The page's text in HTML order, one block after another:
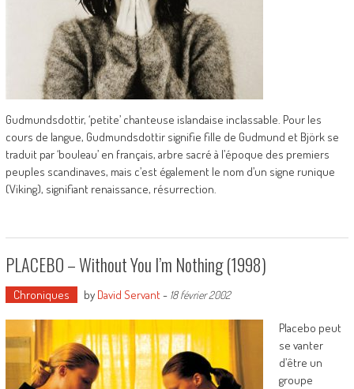
Gudmundsdottir, ‘petite’ chanteuse islandaise inclassable. Pour les
cours de langue, Gudmundsdottir signifie fille de Gudmund et Björk se
traduit par ‘bouleau’ en français, arbre sacré à l’époque des premiers
peuples scandinaves, mais c’est également le nom d’un signe runique
(Viking), signifiant renaissance, résurrection.
PLACEBO – Without You I’m Nothing (1998)
Chroniques by David Servant- 18 février 2002
Placebo peut
se vanter
d’être un
groupe